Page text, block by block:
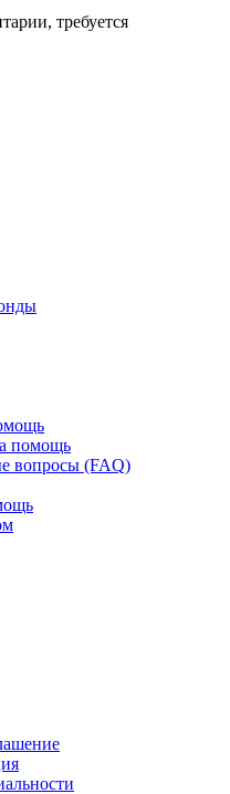
требуется
помощь
вопросы (FAQ)